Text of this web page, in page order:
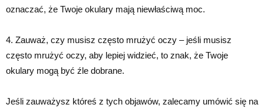
oznaczać, że Twoje okulary mają niewłaściwą moc.
4. Zauważ, czy musisz często mrużyć oczy – jeśli musisz
często mrużyć oczy, aby lepiej widzieć, to znak, że Twoje
okulary mogą być źle dobrane.
Jeśli zauważysz któreś z tych objawów, zalecamy umówić się na